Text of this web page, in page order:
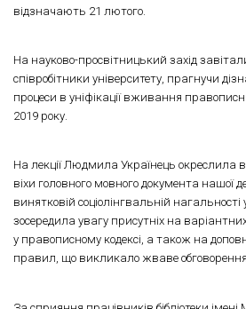
відзначають 21 лютого.
На науково-просвітницький захід
співробітники університету, прагнучи
процеси в уніфікації вживання
2019 року.
На лекції Людмила Українець окреслила
віхи головного мовного документа
винятковій соціолінгвальній нагальності
зосередила увагу присутніх на
у правописному кодексі, а також на
правил, що викликало жваве обговорення